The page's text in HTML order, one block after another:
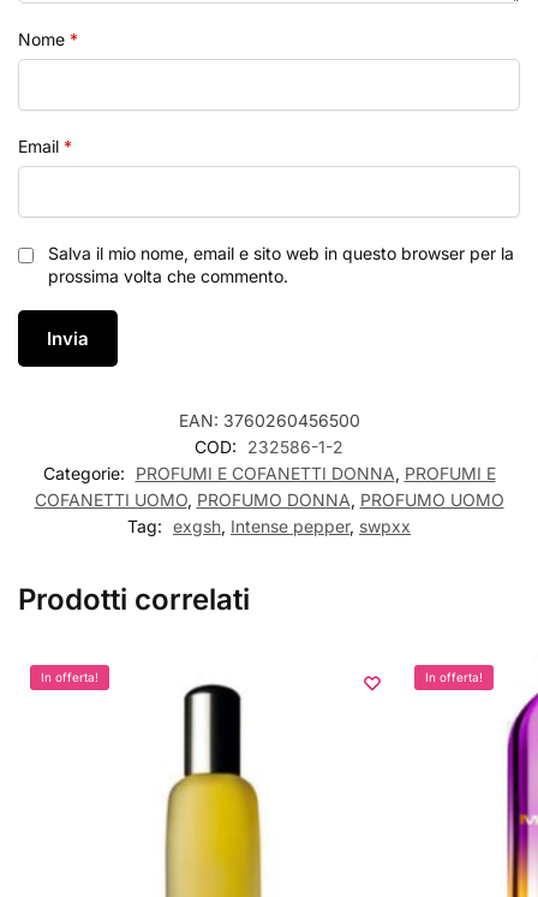
Nome *
Email *
Salva il mio nome, email e sito web in questo browser per la
prossima volta che commento.
EAN: 3760260456500
COD:
232586-1-2
Categorie:
PROFUMI E COFANETTI DONNA, PROFUMI E
COFANETTI UOMO, PROFUMO DONNA, PROFUMO UOMO
Tag: exgsh, Intense pepper, swpxx
Prodotti correlati
In offerta! In offerta!